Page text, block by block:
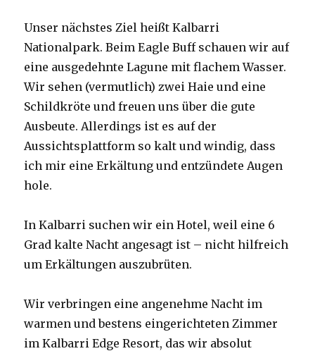
Unser nächstes Ziel heißt Kalbarri
Nationalpark. Beim Eagle Buff schauen wir auf
eine ausgedehnte Lagune mit flachem Wasser.
Wir sehen (vermutlich) zwei Haie und eine
Schildkröte und freuen uns über die gute
Ausbeute. Allerdings ist es auf der
Aussichtsplattform so kalt und windig, dass
ich mir eine Erkältung und entzündete Augen
hole.
In Kalbarri suchen wir ein Hotel, weil eine 6
Grad kalte Nacht angesagt ist – nicht hilfreich
um Erkältungen auszubrüten.
Wir verbringen eine angenehme Nacht im
warmen und bestens eingerichteten Zimmer
im Kalbarri Edge Resort, das wir absolut